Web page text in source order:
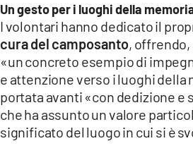
CATANZAROCHANNEL.IT
LACAPITALENEWS.IT
App
ANDROID
APPLE
Un gesto per i luoghi della
I volontari hanno dedicato il
cura del camposanto,
«un concreto esempio di
e attenzione verso i luoghi della
portata avanti «con dedizione e
che ha assunto un valore
significato del luogo in cui si è